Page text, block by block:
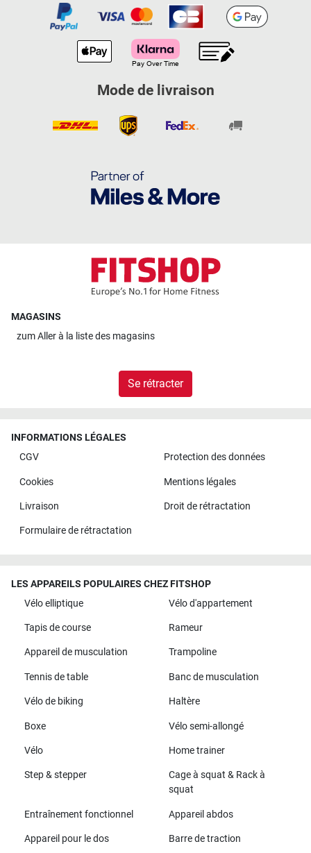
Mode de livraison
MAGASINS
zumAller à la liste des magasins
Se rétracter
INFORMATIONS LÉGALES
CGV
Protection des données
Cookies Mentions légales
Livraison Droit de rétractation
Formulaire de rétractation
LES APPAREILS POPULAIRES CHEZ FITSHOP
Vélo elliptique
Vélo d'appartement
Tapis de course Rameur
Appareil de musculation Trampoline
Tennis de table Banc de musculation
Vélo de biking Haltère
Boxe Vélo semi-allongé
Vélo Home trainer
Step & stepper
Cage à squat & Rack à
squat
Entraînement fonctionnel Appareil abdos
Appareil pour le dos Barre de traction